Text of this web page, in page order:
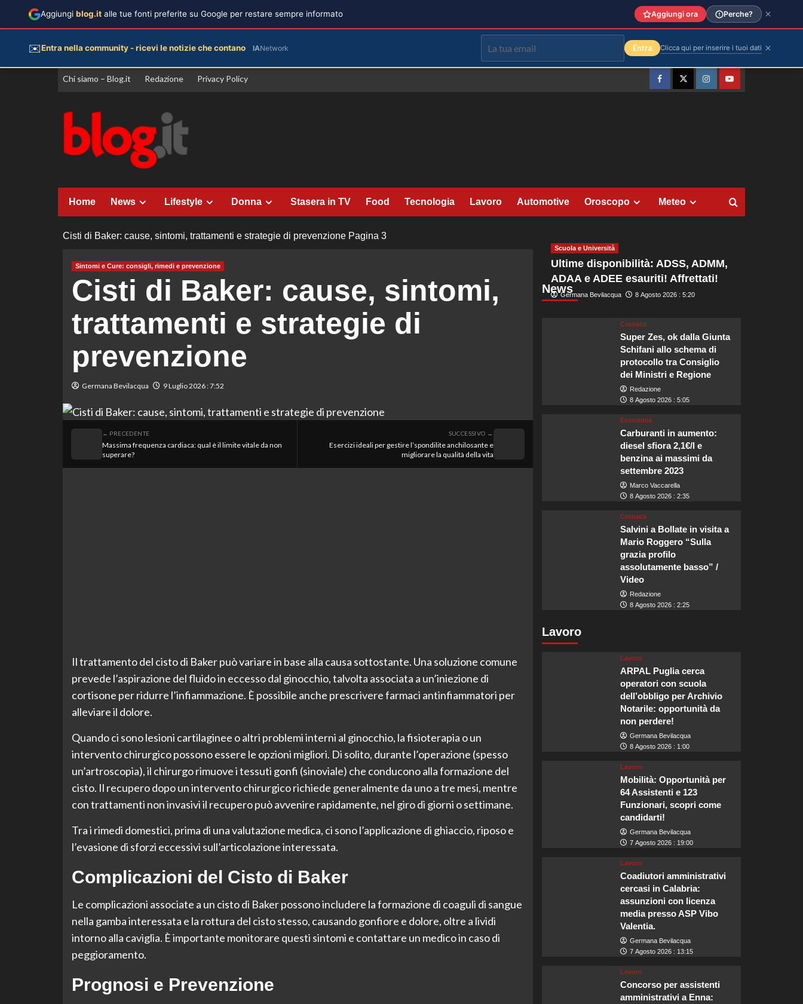
Vai
Chi siamo – Blog.it Redazione Privacy Policy
FacebookTwitterInstagramYouTube
Home News Lifestyle Donna Stasera in TV Food Tecnologia Lavoro Automotive Oroscopo Meteo
Cisti di Baker: cause, sintomi, trattamenti e strategie di prevenzione Pagina 3
Sintomi e Cure: consigli, rimedi e prevenzione
Cisti di Baker: cause, sintomi,
trattamenti e strategie di
prevenzione
Germana Bevilacqua 9 Luglio 2026 : 7:52
← PRECEDENTE
Massima frequenza cardiaca: qual è il limite vitale da non
superare?
SUCCESSIVO →
Esercizi ideali per gestire l’spondilite anchilosante e
migliorare la qualità della vita
Il trattamento del cisto di Baker può variare in base alla causa sottostante. Una soluzione comune
prevede l’aspirazione del fluido in eccesso dal ginocchio, talvolta associata a un’iniezione di
cortisone per ridurre l’infiammazione. È possibile anche prescrivere farmaci antinfiammatori per
alleviare il dolore.
Quando ci sono lesioni cartilaginee o altri problemi interni al ginocchio, la fisioterapia o un
intervento chirurgico possono essere le opzioni migliori. Di solito, durante l’operazione (spesso
un’artroscopia), il chirurgo rimuove i tessuti gonfi (sinoviale) che conducono alla formazione del
cisto. Il recupero dopo un intervento chirurgico richiede generalmente da uno a tre mesi, mentre
con trattamenti non invasivi il recupero può avvenire rapidamente, nel giro di giorni o settimane.
Tra i rimedi domestici, prima di una valutazione medica, ci sono l’applicazione di ghiaccio, riposo e
l’evasione di sforzi eccessivi sull’articolazione interessata.
Complicazioni del Cisto di Baker
Le complicazioni associate a un cisto di Baker possono includere la formazione di coaguli di sangue
nella gamba interessata e la rottura del cisto stesso, causando gonfiore e dolore, oltre a lividi
intorno alla caviglia. È importante monitorare questi sintomi e contattare un medico in caso di
peggioramento.
Prognosi e Prevenzione
News
Scuola e Università
Ultime disponibilità: ADSS, ADMM,
ADAA e ADEE esauriti! Affrettati!
Germana Bevilacqua 8 Agosto 2026 : 5:20
Cronaca
Super Zes, ok dalla Giunta
Schifani allo schema di
protocollo tra Consiglio
dei Ministri e Regione
Redazione
8 Agosto 2026 : 5:05
Economia
Carburanti in aumento:
diesel sfiora 2,1€/l e
benzina ai massimi da
settembre 2023
Marco Vaccarella
8 Agosto 2026 : 2:35
Cronaca
Salvini a Bollate in visita a
Mario Roggero “Sulla
grazia profilo
assolutamente basso” /
Video
Redazione
8 Agosto 2026 : 2:25
Lavoro
Lavoro
ARPAL Puglia cerca
operatori con scuola
dell’obbligo per Archivio
Notarile: opportunità da
non perdere!
Germana Bevilacqua
8 Agosto 2026 : 1:00
Lavoro
Mobilità: Opportunità per
64 Assistenti e 123
Funzionari, scopri come
candidarti!
Germana Bevilacqua
7 Agosto 2026 : 19:00
Lavoro
Coadiutori amministrativi
cercasi in Calabria:
assunzioni con licenza
media presso ASP Vibo
Valentia.
Germana Bevilacqua
7 Agosto 2026 : 13:15
Lavoro
Concorso per assistenti
amministrativi a Enna:
Aggiungi blog.it alle tue fonti preferite su Google per restare sempre informato Aggiungi ora Perche?
✉️Entra nella community - ricevi le notizie che contano IANetwork Entra Clicca qui per inserire i tuoi dati